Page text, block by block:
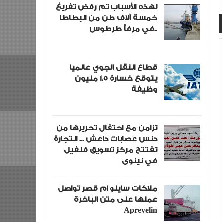
لهذه الأسباب تم رفض تفريغ
خمسة آلاف طن من البطاطا
في مرفأ طرطوس..
قطاع النقل الجوي عالميا
يتوقع خسارة 1.5 مليون
وظيفة
تزامن مع احتفال تحريرها من
دنس عصابات داعش ... التجارة
تفتتح مركز تسويق فلفيل
في نينوى
ملاكات سايلو ام قصر تواصل
عملها على متن الباخرة
Aprevelin